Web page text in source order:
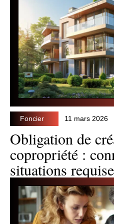
Foncier 11 mars 2026
Obligation de
copropriété :
situations